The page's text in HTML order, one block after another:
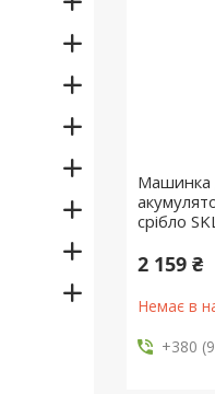
Машинка
срібло
2 159 ₴
Немає в
+380